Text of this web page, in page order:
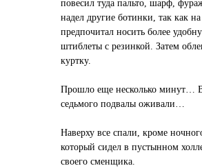
повесил туда пальто, шарф,
надел другие ботинки, так как на
предпочитал носить более
штиблеты с резинкой. Затем
куртку.
Прошло еще несколько минут…
седьмого подвалы оживали…
Наверху все спали, кроме
который сидел в пустынном
своего сменщика.